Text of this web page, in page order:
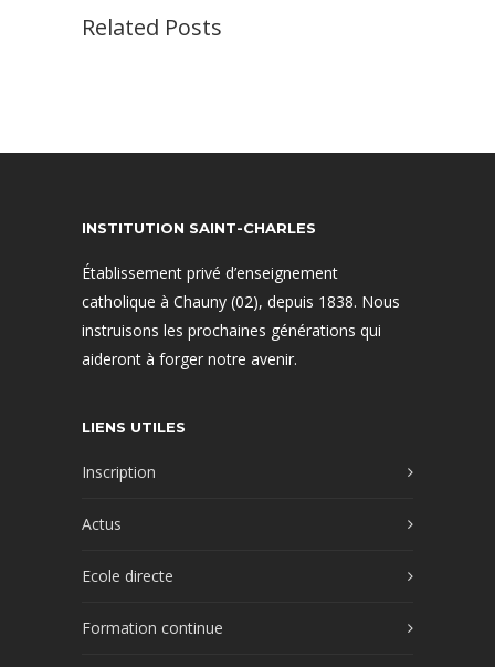
Related Posts
INSTITUTION SAINT-CHARLES
Établissement privé d’enseignement
catholique à Chauny (02), depuis 1838. Nous
instruisons les prochaines générations qui
aideront à forger notre avenir.
LIENS UTILES
Inscription
Actus
Ecole directe
Formation continue